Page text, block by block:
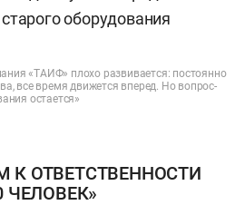
«ТАИФ» плохо развивается: постоянно
все время движется вперед. Но вопрос-
остается»
К ОТВЕТСТВЕННОСТИ
ЧЕЛОВЕК»